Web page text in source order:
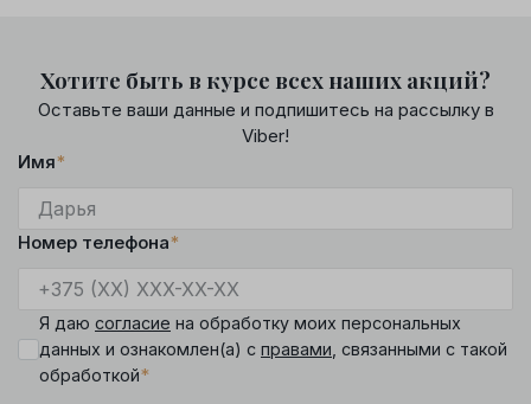
Хотите быть в курсе всех наших акций?
Оставьте ваши данные и подпишитесь на рассылку в
Viber!
Имя*
Номер телефона*
Я даю согласие на обработку моих персональных
данных и ознакомлен(а) с правами , связанными с такой
обработкой*